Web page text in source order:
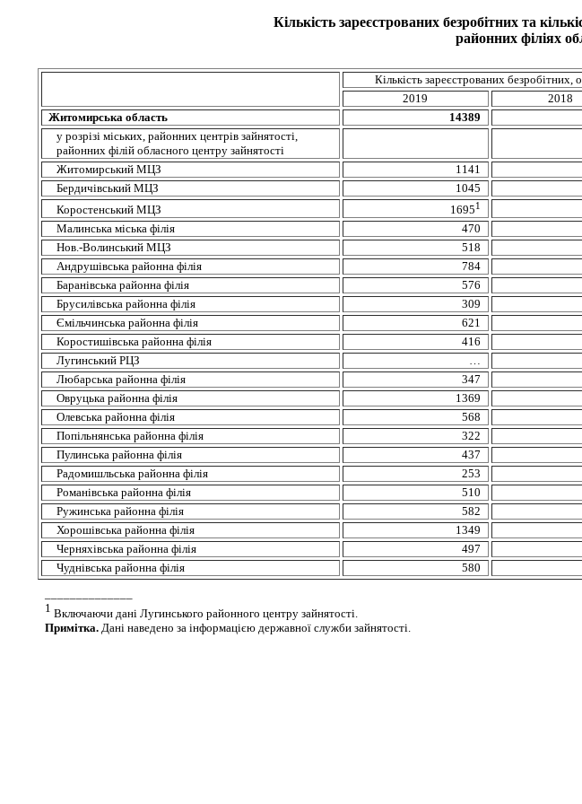
Кількість зареєстрованих безробітних та
районних філіях
Кількість зареєстрованих безробітних,
2019 2018
Житомирська область
14389
у розрізі міських, районних центрів зайнятості,
районних філій обласного центру зайнятості
Житомирський МЦЗ
1141
Бердичівський МЦЗ
1045
Коростенський МЦЗ
16951
Малинська міська філія
470
Нов.-Волинський МЦЗ
518
Андрушівська районна філія
784
Баранівська районна філія
576
Брусилівська районна філія
309
Ємільчинська районна філія
621
Коростишівська районна філія
416
Лугинський РЦЗ
…
Любарська районна філія
347
Овруцька районна філія
1369
Олевська районна філія
568
Попільнянська районна філія
322
Пулинська районна філія
437
Радомишльська районна філія
253
Романівська районна філія
510
Ружинська районна філія
582
Хорошівська районна філія
1349
Черняхівська районна філія
497
Чуднівська районна філія
580
1 Включаючи дані Лугинського районного центру зайнятості.
Примітка. Дані наведено за інформацією державної служби зайнятості.